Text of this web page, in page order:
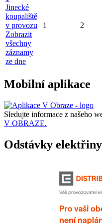
Jinecké
koupaliště
v provozu
Zobrazit
všechny
záznamy
ze dne
1 2
Mobilní aplikace
Sledujte informace z našeho
V OBRAZE.
Odstávky elektřiny